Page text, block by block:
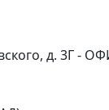
д. 3Г -